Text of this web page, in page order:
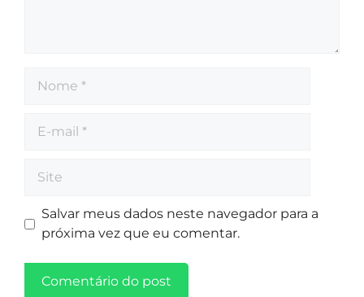
Salvar meus dados neste navegador para a
próxima vez que eu comentar.